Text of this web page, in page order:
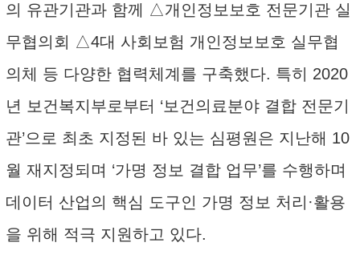
의 유관기관과 함께 △개인정보보호 전문기관 실
무협의회 △4대 사회보험 개인정보보호 실무협
의체 등 다양한 협력체계를 구축했다. 특히 2020
년 보건복지부로부터 ‘보건의료분야 결합 전문기
관’으로 최초 지정된 바 있는 심평원은 지난해 10
월 재지정되며 ‘가명 정보 결합 업무’를 수행하며
데이터 산업의 핵심 도구인 가명 정보 처리·활용
을 위해 적극 지원하고 있다.